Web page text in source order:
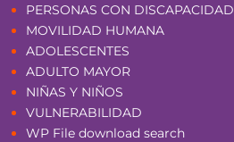
PERSONAS CON DISCAPACIDAD
MOVILIDAD HUMANA
ADOLESCENTES
ADULTO MAYOR
NIÑAS Y NIÑOS
VULNERABILIDAD
WP File download search